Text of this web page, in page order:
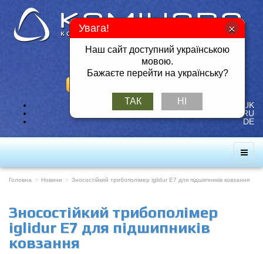
Тел./Факс: +380 57 717-49-14
Мобільний: +380 50 401-26-25
UK
RU
DE
Головна Новини Зносостійкий трибополімер iglidur E7 для підшипників ковзання
Зносостійкий трибополімер
iglidur E7 для підшипників
ковзання
Увага!
Наш сайт доступний українською
мовою.
Бажаєте перейти на українську?
ТАК НІ